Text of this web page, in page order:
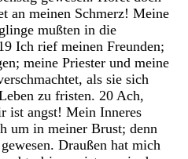
an meinen Schmerz! Meine
mußten in die
Ich rief meinen Freunden;
; meine Priester und meine
, als sie sich
zu fristen. 20 Ach,
ist angst! Mein Inneres
um in meiner Brust; denn
gewesen. Draußen hat mich